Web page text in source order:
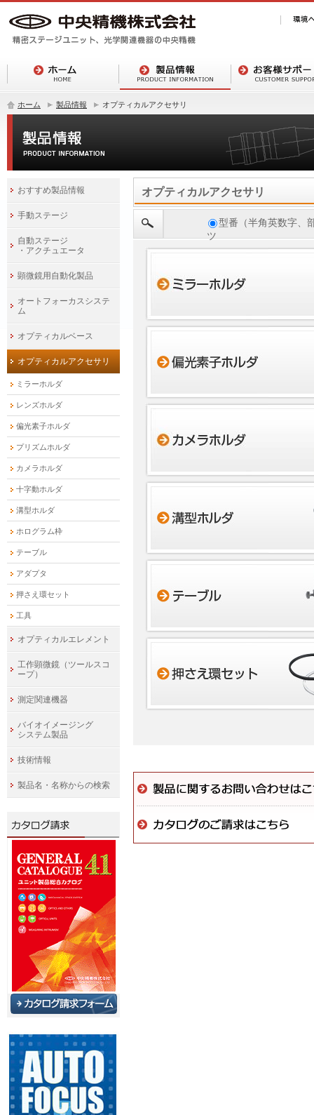
ホーム 製品情報 オプティカルアクセサリ
オプティカルアクセサリ
型番（半角英数字、
ツ
おすすめ製品情報
手動ステージ
自動ステージ
・アクチュエータ
顕微鏡用自動化製品
オートフォーカスシステ
ム
オプティカルベース
オプティカルアクセサリ
ミラーホルダ
レンズホルダ
偏光素子ホルダ
プリズムホルダ
カメラホルダ
十字動ホルダ
溝型ホルダ
ホログラム枠
テーブル
アダプタ
押さえ環セット
工具
オプティカルエレメント
工作顕微鏡（ツールスコ
ープ）
測定関連機器
バイオイメージング
システム製品
技術情報
製品名・名称からの検索